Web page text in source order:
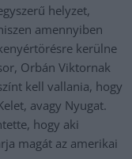
helyzet,
amennyiben
kerülne
Orbán Viktornak
kell vallania, hogy
avagy Nyugat.
hogy aki
magát az amerikai